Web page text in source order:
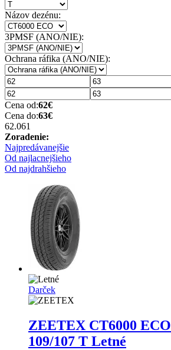
Názov dezénu:
3PMSF (ANO/NIE):
Ochrana ráfika (ANO/NIE):
Cena od:62€
Cena do:63€
62.061
Zoradenie:
Najpredávanejšie
Od najlacnejšieho
Od najdrahšieho
Darček
ZEETEX CT6000 ECO
109/107 T Letné